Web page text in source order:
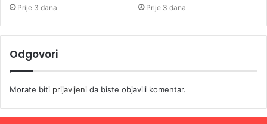
Prije 3 dana Prije 3 dana
Odgovori
Morate biti prijavljeni da biste objavili komentar.